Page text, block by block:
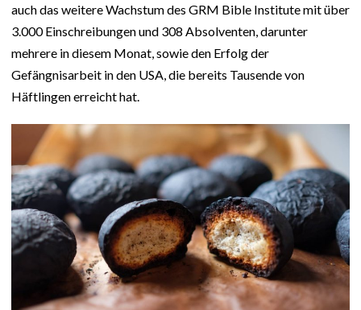
auch das weitere Wachstum des GRM Bible Institute mit über
3.000 Einschreibungen und 308 Absolventen, darunter
mehrere in diesem Monat, sowie den Erfolg der
Gefängnisarbeit in den USA, die bereits Tausende von
Häftlingen erreicht hat.